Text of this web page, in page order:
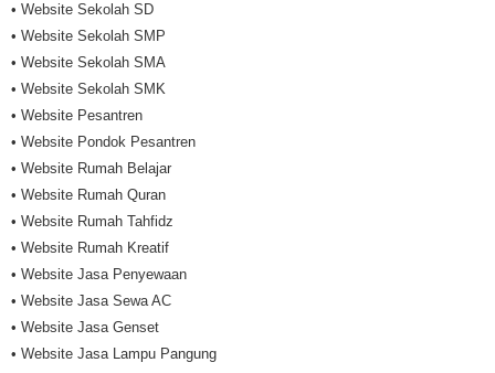
• Website Sekolah SD
• Website Sekolah SMP
• Website Sekolah SMA
• Website Sekolah SMK
• Website Pesantren
• Website Pondok Pesantren
• Website Rumah Belajar
• Website Rumah Quran
• Website Rumah Tahfidz
• Website Rumah Kreatif
• Website Jasa Penyewaan
• Website Jasa Sewa AC
• Website Jasa Genset
• Website Jasa Lampu Pangung